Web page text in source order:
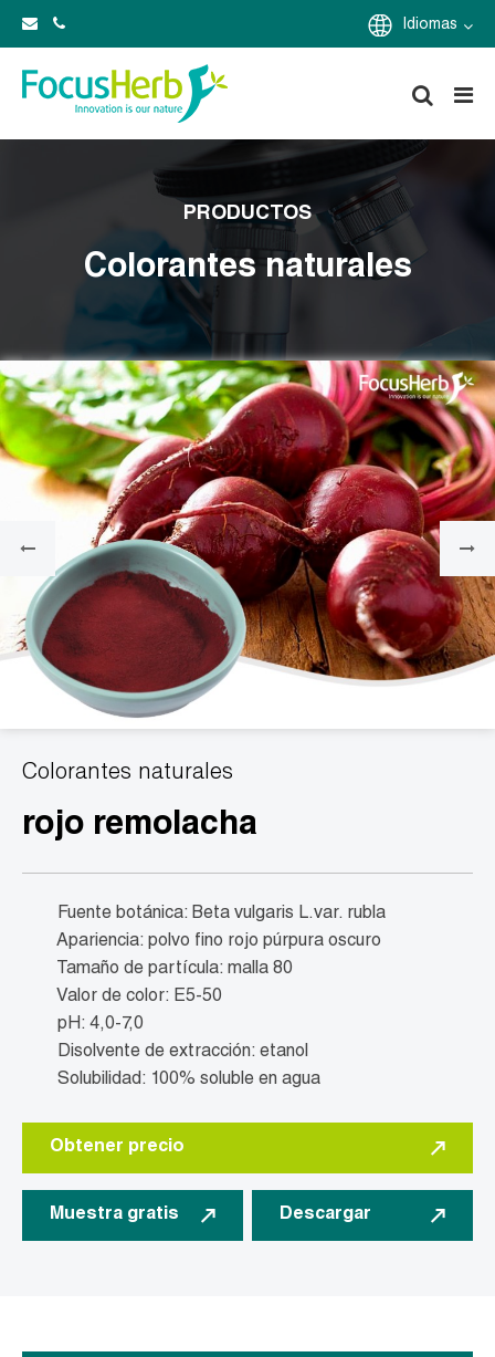
Idiomas
PRODUCTOS
Colorantes naturales
Colorantes naturales
rojo remolacha
Fuente botánica: Beta vulgaris L.var. rubla
Apariencia: polvo fino rojo púrpura oscuro
Tamaño de partícula: malla 80
Valor de color: E5-50
pH: 4,0-7,0
Disolvente de extracción: etanol
Solubilidad: 100% soluble en agua
Obtener precio
Muestra gratis Descargar